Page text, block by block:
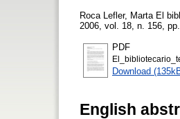
Roca Lefler, Marta El
2006, vol. 18, n. 156,
PDF
Download
English